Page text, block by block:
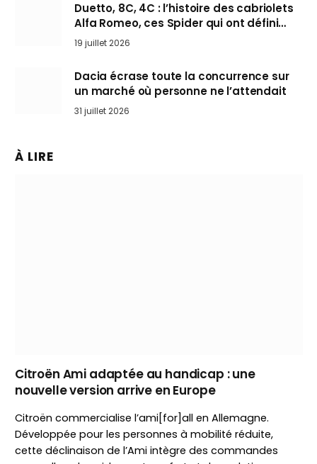
Duetto, 8C, 4C : l’histoire des cabriolets
Alfa Romeo, ces Spider qui ont défini
l’art de rouler cheveux au vent
19 juillet 2026
Dacia écrase toute la concurrence sur
un marché où personne ne l’attendait
31 juillet 2026
À LIRE
Citroën Ami adaptée au handicap : une
nouvelle version arrive en Europe
Citroën commercialise l’ami[for]all en Allemagne.
Développée pour les personnes à mobilité réduite,
cette déclinaison de l’Ami intègre des commandes